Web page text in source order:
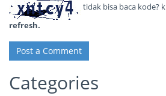
tidak bisa baca kode?
refresh.
Post a Comment
Categories